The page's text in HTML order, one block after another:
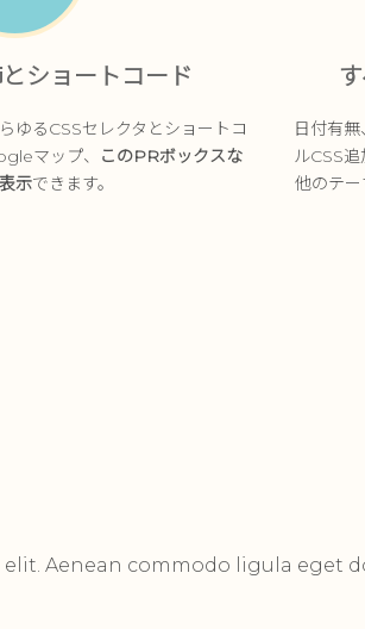
ショートコード
ゆるCSSセレクタとショートコ
マップ、
このPRボックスな
示できます。
日付有
ルCSS
他のテ
Aenean commodo ligula eget